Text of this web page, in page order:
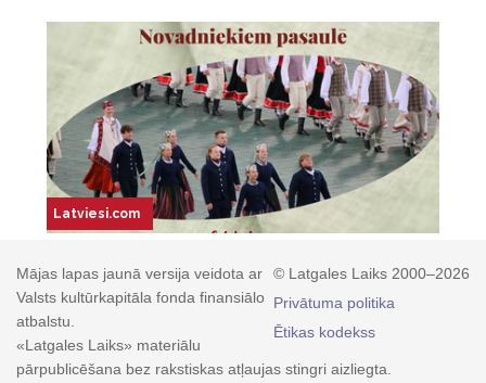
© Latgales Laiks 2000–2026
Privātuma politika
Ētikas kodekss
Mājas lapas jaunā versija veidota ar
Valsts kultūrkapitāla fonda finansiālo
atbalstu.
«Latgales Laiks» materiālu
pārpublicēšana bez rakstiskas atļaujas stingri aizliegta.